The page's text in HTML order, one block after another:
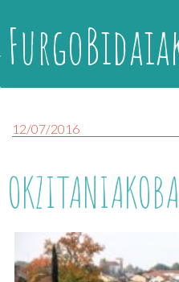
12/07/2016